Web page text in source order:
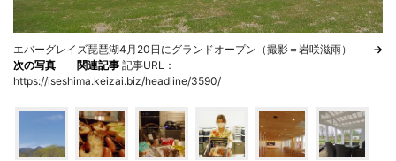
エバーグレイズ琵琶湖4月20日にグランドオープン（撮影＝岩咲滋雨） →
次の写真
関連記事 記事URL：
https://iseshima.keizai.biz/headline/3590/